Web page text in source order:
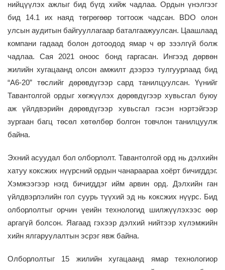
нийцүүлэх ажлыг бид бүгд хийж чадлаа. Ордын үнэлгээг
бид 14.1 их наяд төгрөгөөр тогтоож чадсан. BDO олон
улсын аудитын байгууллагаар баталгаажуулсан. Цаашлаад
компани гадаад болон дотоодод ямар ч өр зээлгүй болж
чадлаа. Сая 2021 оноос бонд гаргасан. Ингээд дөрвөн
жилийн хугацаанд олсон амжилт дээрээ тулгуурлаад бид
“А6-20” төслийг дөрөвдүгээр сардтанилцуулсан. Үүнийг
Тавантолгой ордыг хөгжүүлэх дөрөвдүгээр хувьсгал буюу
аж үйлдвэрийн дөрөвдүгээр хувьсгал гэсэн нэртэйгээр
зургаан багц төсөл хөтөлбөр болгон товчлон танилцуулж
байна.
Эхний асуудал бол олборлолт. Тавантолгой орд нь дэлхийн
хатуу коксжих нүүрсний ордын чанараараа хоёрт бичигддэг.
Хэмжээгээр нэгд бичигддэг ийм арвин орд. Дэлхийн ган
үйлдвэрлэлийн гол суурь түүхий эд нь коксжих нүүрс. Бид
олборлолтыг орчин үеийн технологид шилжүүлэхээс өөр
аргагүй болсон. Яагаад гэхээр дэлхий нийтээр хүлэмжийн
хийн ялгаруулалтын эсрэг явж байна.
Олборлолтыг 15 жилийн хугацаанд ямар технологиор